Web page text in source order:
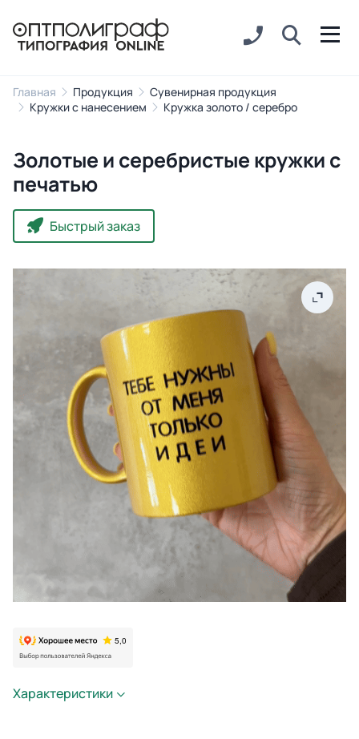
Главная Продукция
Сувенирная продукция
Кружки с нанесением
Кружка золото / серебро
Золотые и серебристые кружки с
печатью
Быстрый заказ
Характеристики